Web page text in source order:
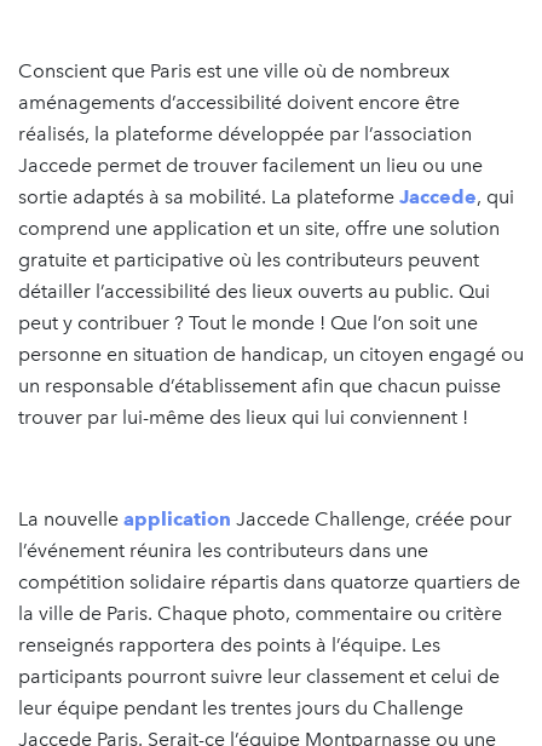
Conscient que Paris est une ville où de nombreux
aménagements d’accessibilité doivent encore être
réalisés, la plateforme développée par l’association
Jaccede permet de trouver facilement un lieu ou une
sortie adaptés à sa mobilité. La plateforme Jaccede, qui
comprend une application et un site, offre une solution
gratuite et participative où les contributeurs peuvent
détailler l’accessibilité des lieux ouverts au public. Qui
peut y contribuer ? Tout le monde ! Que l’on soit une
personne en situation de handicap, un citoyen engagé ou
un responsable d’établissement afin que chacun puisse
trouver par lui-même des lieux qui lui conviennent !
La nouvelle application Jaccede Challenge, créée pour
l’événement réunira les contributeurs dans une
compétition solidaire répartis dans quatorze quartiers de
la ville de Paris. Chaque photo, commentaire ou critère
renseignés rapportera des points à l’équipe. Les
participants pourront suivre leur classement et celui de
leur équipe pendant les trentes jours du Challenge
Jaccede Paris. Serait-ce l’équipe Montparnasse ou une